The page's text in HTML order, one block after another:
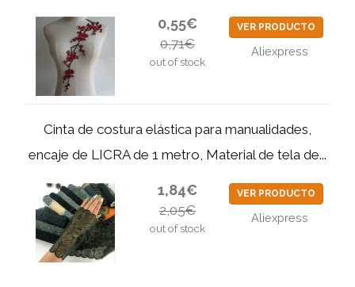
0,55€
0,71€
out of stock
VER PRODUCTO
Aliexpress
Cinta de costura elástica para manualidades,
encaje de LICRA de 1 metro, Material de tela de...
1,84€
2,05€
out of stock
VER PRODUCTO
Aliexpress